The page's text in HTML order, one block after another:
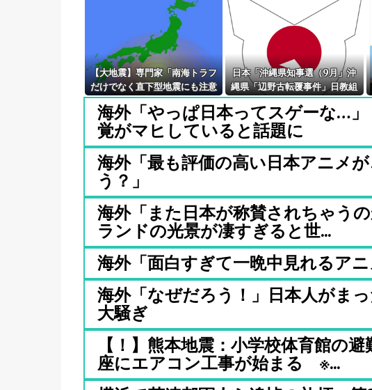
【大地震】専門家「南海トラフ
だけでなく直下型地震にも注意
を」…中部各地に危険度「Sラン
ク」断層帯
日本「沖縄県知事選（9月」沖
縄県「辺野古転覆事件」日教組
「同志社批判！（社民系」日本
「日教組と全教は対立状態（内
ｹﾞﾊﾞ」特別調査委員会「同志社
に猛省促す」→
海外「やっぱ日本ってスゲーな…
覚がマヒしていると話題に
海外「最も評価の高い日本アニメ
う？」
海外「また日本が称賛されちゃう
ランドの光景が凄すぎると世...
海外「面白すぎて一晩中見れるアニ
海外「なぜだろう！」日本人がま
大騒ぎ
【！】熊本地震：小学校体育館の
座にエアコン工事が始まる ※...